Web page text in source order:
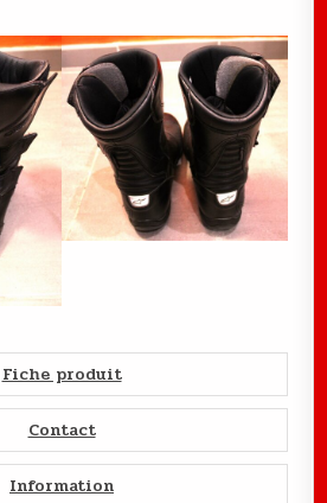
Fiche produit
Contact
Information